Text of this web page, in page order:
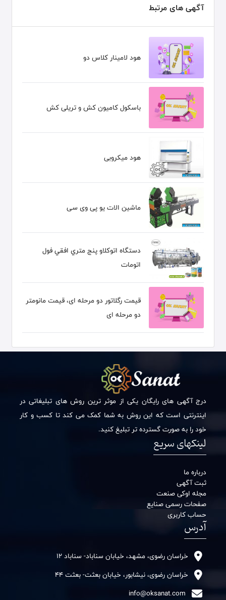
آگهی های مرتبط
هود لامینار کلاس دو
باسکول کامیون کش و تریلی کش
هود میکروبی
ماشین الات یو پی وی سی
دستگاه اتوكلاو پنج متري افقي فول
اتومات
قیمت رگلاتور دو مرحله ای، قیمت مانومتر
دو مرحله ای
درج آگهی های رایگان یکی از موثر ترین روش های تبلیغاتی در
اینترنتی است که این روش به شما کمک می کند تا کسب و کار
خود را به صورت گسترده تر تبلیغ کنید.
لینکهای سریع
درباره ما
ثبت آگهی
مجله اوکی صنعت
صفحات رسمی صنایع
حساب کاربری
آدرس
خراسان رضوی، مشهد، خیابان سناباد- سناباد 12
خراسان رضوی، نیشابور، خیابان بعثت- بعثت 44